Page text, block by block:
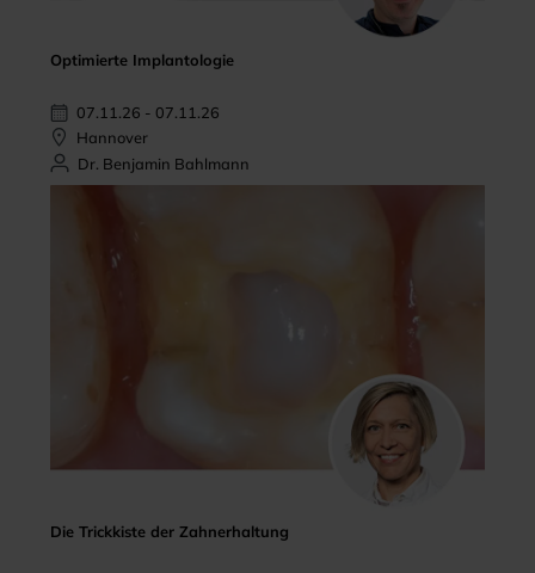
Optimierte Implantologie
07.11.26 - 07.11.26
Hannover
Dr. Benjamin Bahlmann
Die Trickkiste der Zahnerhaltung